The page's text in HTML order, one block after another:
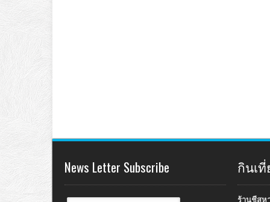
News Letter Subscribe กินเ
ร้านชีสห